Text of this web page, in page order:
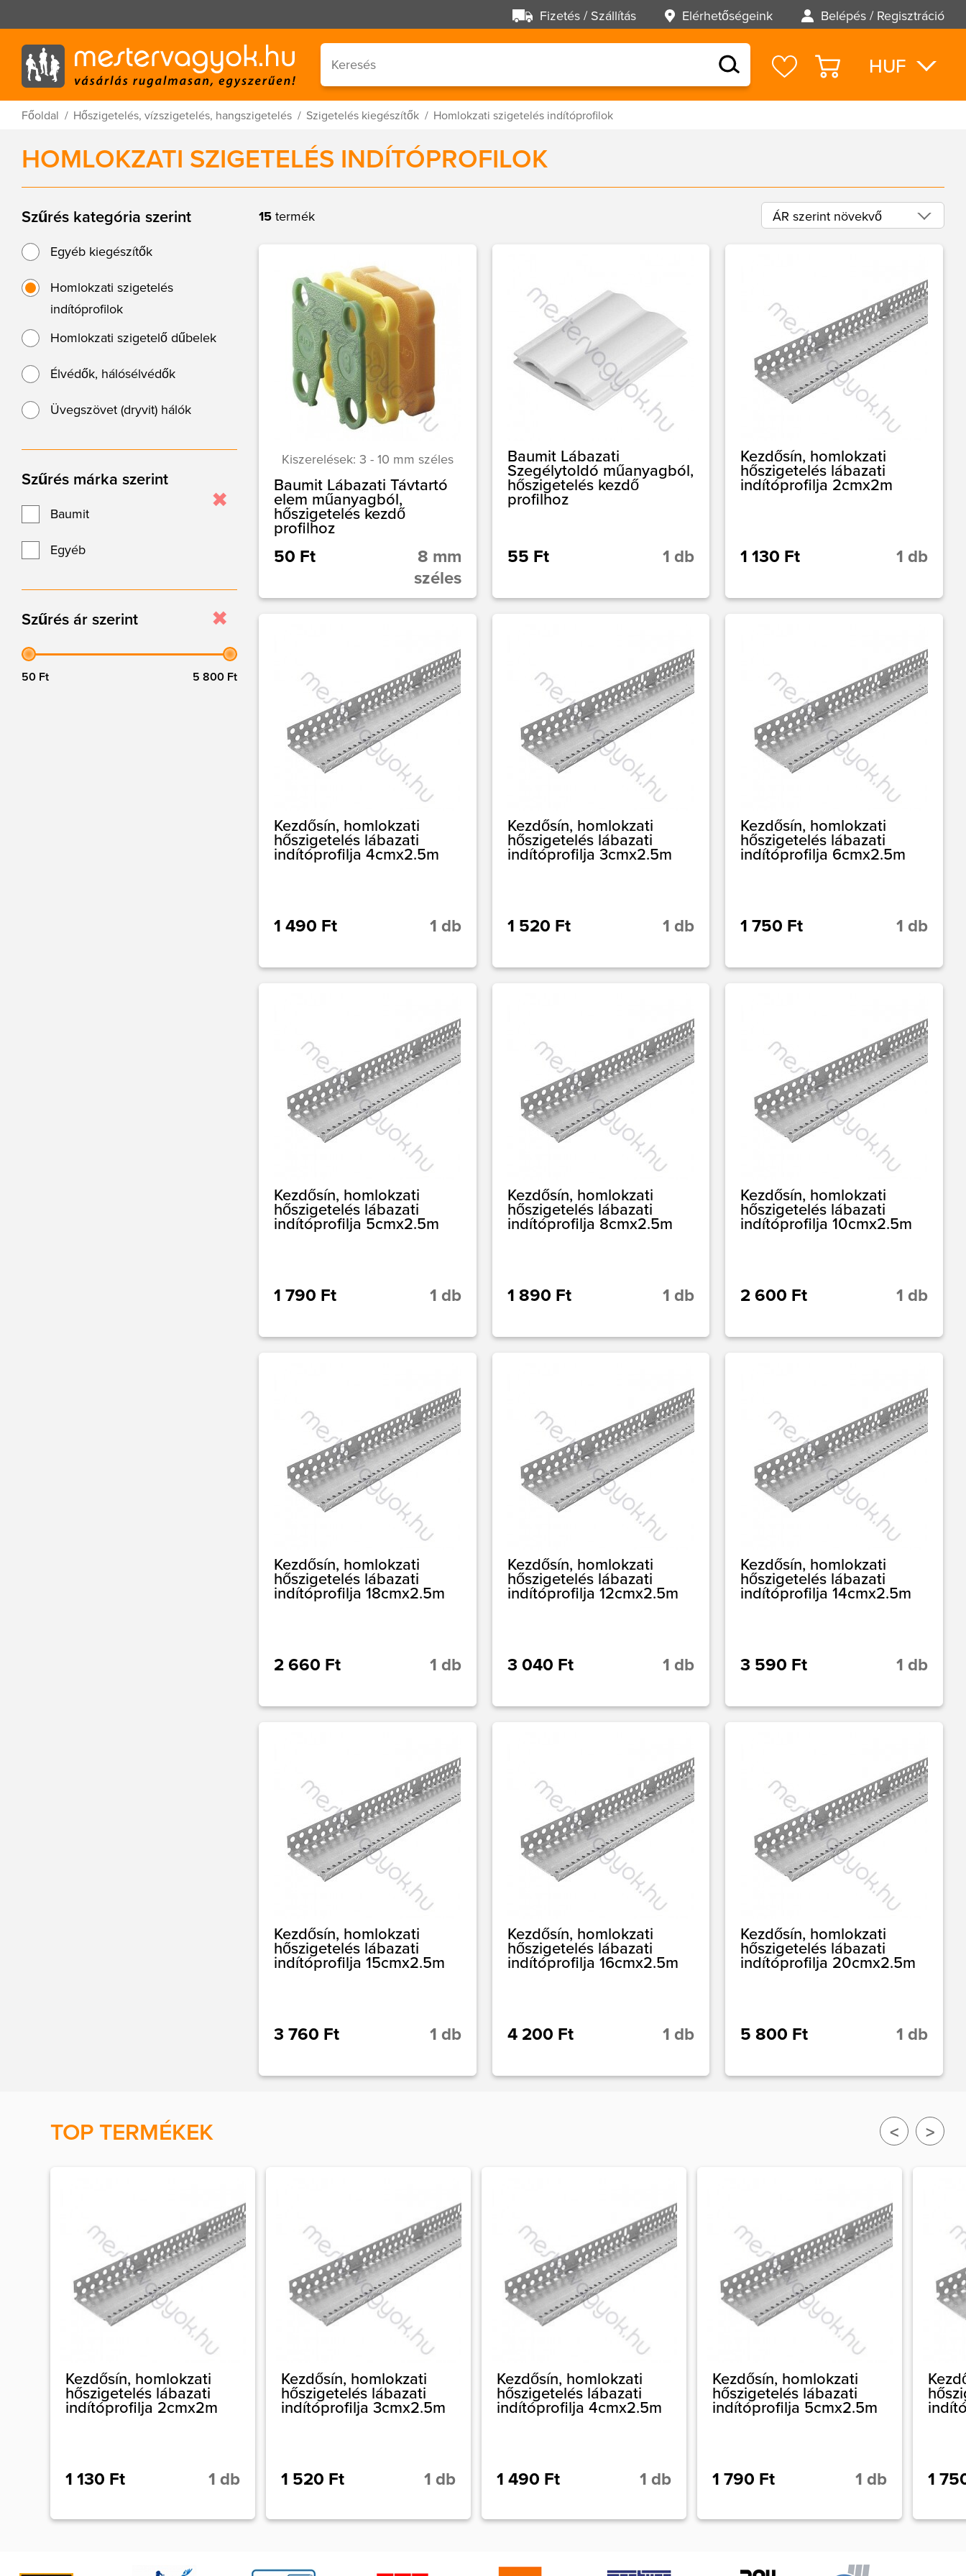
Fizetés / Szállítás Elérhetőségeink Belépés / Regisztráció
HUF
Főoldal Hőszigetelés, vízszigetelés, hangszigetelés Szigetelés kiegészítők Homlokzati szigetelés indítóprofilok
HOMLOKZATI SZIGETELÉS INDÍTÓPROFILOK
Szűrés kategória szerint
Egyéb kiegészítők
Homlokzati szigetelés
indítóprofilok
Homlokzati szigetelő dűbelek
Élvédők, hálósélvédők
Üvegszövet (dryvit) hálók
Szűrés márka szerint
Baumit
Egyéb
Szűrés ár szerint
50 Ft 5 800 Ft
15 termék
ÁR szerint növekvő
ÁR szerint csökkenő
Kiszerelések: 3 - 10 mm széles
Baumit Lábazati Távtartó
elem műanyagból,
hőszigetelés kezdő
profilhoz
50 Ft
8 mm
széles
Baumit Lábazati
Szegélytoldó műanyagból,
hőszigetelés kezdő
profilhoz
55 Ft 1 db
Kezdősín, homlokzati
hőszigetelés lábazati
indítóprofilja 2cmx2m
1 130 Ft 1 db
Kezdősín, homlokzati
hőszigetelés lábazati
indítóprofilja 4cmx2.5m
1 490 Ft 1 db
Kezdősín, homlokzati
hőszigetelés lábazati
indítóprofilja 3cmx2.5m
1 520 Ft 1 db
Kezdősín, homlokzati
hőszigetelés lábazati
indítóprofilja 6cmx2.5m
1 750 Ft 1 db
Kezdősín, homlokzati
hőszigetelés lábazati
indítóprofilja 5cmx2.5m
1 790 Ft 1 db
Kezdősín, homlokzati
hőszigetelés lábazati
indítóprofilja 8cmx2.5m
1 890 Ft 1 db
Kezdősín, homlokzati
hőszigetelés lábazati
indítóprofilja 10cmx2.5m
2 600 Ft 1 db
Kezdősín, homlokzati
hőszigetelés lábazati
indítóprofilja 18cmx2.5m
2 660 Ft 1 db
Kezdősín, homlokzati
hőszigetelés lábazati
indítóprofilja 12cmx2.5m
3 040 Ft 1 db
Kezdősín, homlokzati
hőszigetelés lábazati
indítóprofilja 14cmx2.5m
3 590 Ft 1 db
Kezdősín, homlokzati
hőszigetelés lábazati
indítóprofilja 15cmx2.5m
3 760 Ft 1 db
Kezdősín, homlokzati
hőszigetelés lábazati
indítóprofilja 16cmx2.5m
4 200 Ft 1 db
Kezdősín, homlokzati
hőszigetelés lábazati
indítóprofilja 20cmx2.5m
5 800 Ft 1 db
< >
TOP TERMÉKEK
Kezdősín, homlokzati
hőszigetelés lábazati
indítóprofilja 2cmx2m
1 130 Ft 1 db
Kezdősín, homlokzati
hőszigetelés lábazati
indítóprofilja 3cmx2.5m
1 520 Ft 1 db
Kezdősín, homlokzati
hőszigetelés lábazati
indítóprofilja 4cmx2.5m
1 490 Ft 1 db
Kezdősín, homlokzati
hőszigetelés lábazati
indítóprofilja 5cmx2.5m
1 790 Ft 1 db 1